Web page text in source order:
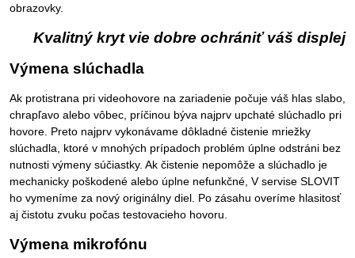
obrazovky.
Kvalitný kryt vie dobre ochrániť váš displej
Výmena slúchadla
Ak protistrana pri videohovore na zariadenie počuje váš hlas slabo,
chrapľavo alebo vôbec, príčinou býva najprv upchaté slúchadlo pri
hovore. Preto najprv vykonávame dôkladné čistenie mriežky
slúchadla, ktoré v mnohých prípadoch problém úplne odstráni bez
nutnosti výmeny súčiastky. Ak čistenie nepomôže a slúchadlo je
mechanicky poškodené alebo úplne nefunkčné, V servise SLOVIT
ho vymeníme za nový originálny diel. Po zásahu overíme hlasitosť
aj čistotu zvuku počas testovacieho hovoru.
Výmena mikrofónu